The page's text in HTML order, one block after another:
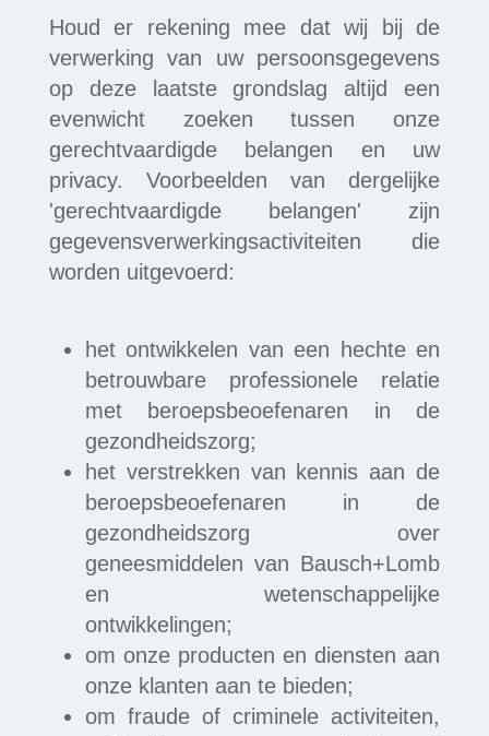
Houd er rekening mee dat wij bij de
verwerking van uw persoonsgegevens
op deze laatste grondslag altijd een
evenwicht zoeken tussen onze
gerechtvaardigde belangen en uw
privacy. Voorbeelden van dergelijke
'gerechtvaardigde belangen' zijn
gegevensverwerkingsactiviteiten die
worden uitgevoerd:
het ontwikkelen van een hechte en
betrouwbare professionele relatie
met beroepsbeoefenaren in de
gezondheidszorg;
het verstrekken van kennis aan de
beroepsbeoefenaren in de
gezondheidszorg over
geneesmiddelen van Bausch+Lomb
en wetenschappelijke
ontwikkelingen;
om onze producten en diensten aan
onze klanten aan te bieden;
om fraude of criminele activiteiten,